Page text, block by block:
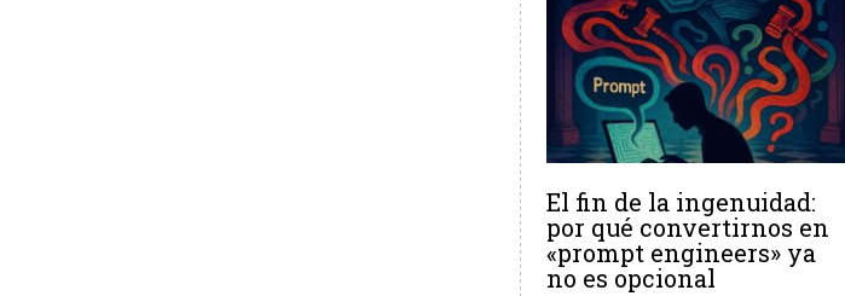
El fin de la ingenuidad:
por qué convertirnos en
«prompt engineers» ya
no es opcional